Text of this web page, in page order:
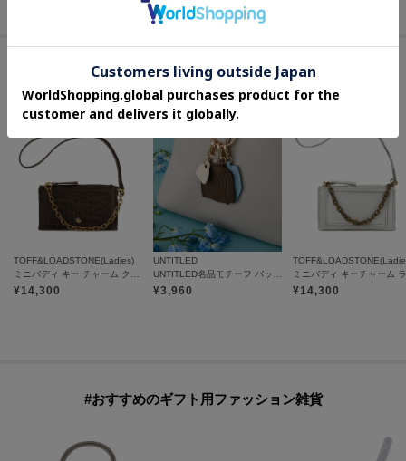
#ギフトにもおすすめのチャーム
TOFF&LOADSTONE(Ladies)
ミニバディ キー チャーム クロコ
¥14,300
UNTITLED
UNTITLED名品モチーフ バッグチャーム
¥3,960 ¥14,300
#おすすめのギフト用ファッション雑貨